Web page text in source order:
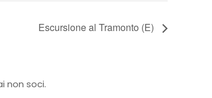
Escursione al Tramonto (E)
non soci.